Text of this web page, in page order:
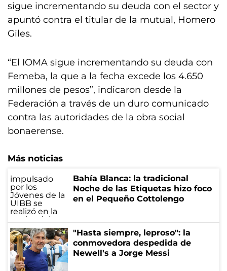
sigue incrementando su deuda con el sector y
apuntó contra el titular de la mutual, Homero
Giles.
“El IOMA sigue incrementando su deuda con
Femeba, la que a la fecha excede los 4.650
millones de pesos”, indicaron desde la
Federación a través de un duro comunicado
contra las autoridades de la obra social
bonaerense.
Más noticias
Bahía Blanca: la tradicional
Noche de las Etiquetas hizo foco
en el Pequeño Cottolengo
"Hasta siempre, leproso": la
conmovedora despedida de
Newell's a Jorge Messi